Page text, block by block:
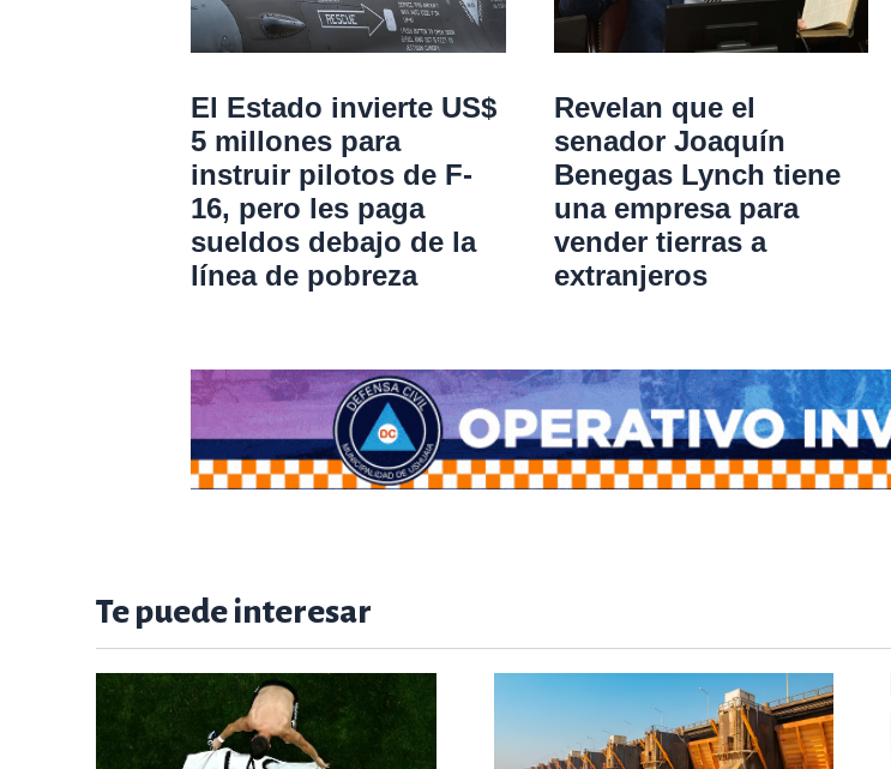
El Estado invierte US$
5 millones para
instruir pilotos de F-
16, pero les paga
sueldos debajo de la
línea de pobreza
Revelan que el
senador Joaquín
Benegas Lynch tiene
una empresa para
vender tierras a
extranjeros
Te puede interesar